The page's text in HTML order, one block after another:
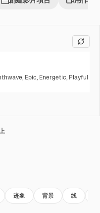
, Epic, Energetic, Playful
迹象 背景 线